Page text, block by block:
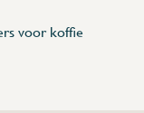
voor koffie